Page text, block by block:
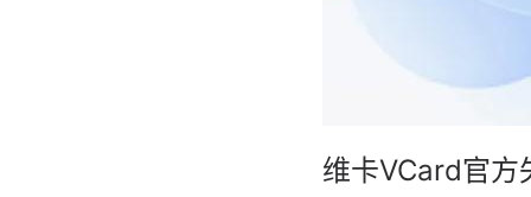
维卡VCard官方